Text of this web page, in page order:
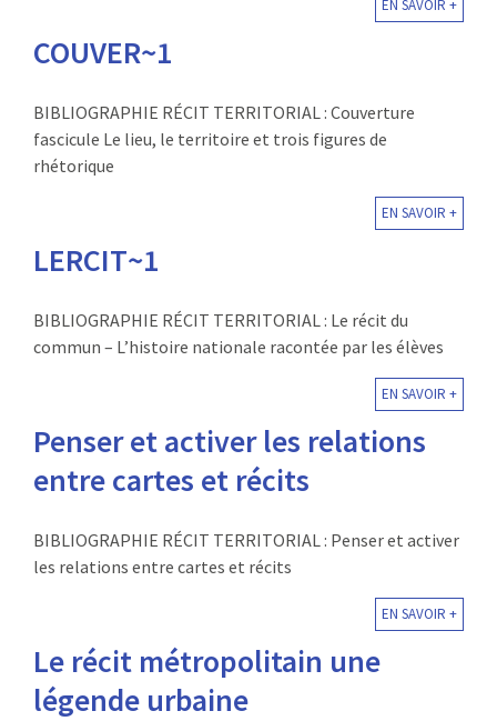
EN SAVOIR +
COUVER~1
BIBLIOGRAPHIE RÉCIT TERRITORIAL : Couverture
fascicule Le lieu, le territoire et trois figures de
rhétorique
EN SAVOIR +
LERCIT~1
BIBLIOGRAPHIE RÉCIT TERRITORIAL : Le récit du
commun – L’histoire nationale racontée par les élèves
EN SAVOIR +
Penser et activer les relations
entre cartes et récits
BIBLIOGRAPHIE RÉCIT TERRITORIAL : Penser et activer
les relations entre cartes et récits
EN SAVOIR +
Le récit métropolitain une
légende urbaine